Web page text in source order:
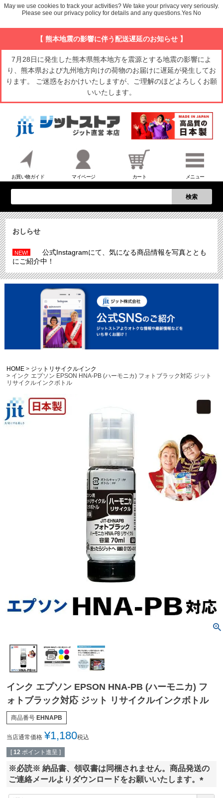
【 熊本地震の影響に伴う配送遅延のお知らせ 】
7月28日に発生した熊本県熊本地方を震源とする地震の影響によ
り、熊本県および九州地方向けの荷物のお届けに遅延が発生してお
ります。 ご迷惑をおかけいたしますが、ご理解のほどよろしくお願
いいたします。
お買い物ガイド マイページ カート メニュー
検索
おしらせ
NEW!
公式Instagramにて、気になる商品情報を写真ととも
にご紹介中！
HOME
ジットリサイクルインク
インク エプソン EPSON HNA-PB (ハーモニカ) フォトブラック対応 ジット
リサイクルインクボトル
インク エプソン EPSON HNA-PB (ハーモニカ) フ
ォトブラック対応 ジット リサイクルインクボトル
商品番号 EHNAPB
当店通常価格 ¥1,180税込
[ 12 ポイント進呈 ]
※必読※ 納品書、領収書は同梱されません。商品発送の
ご連絡メールよりダウンロードをお願いいたします。
(
May we use cookies to track your activities? We take your privacy very seriously.
Please see our privacy policy for details and any questions.Yes No